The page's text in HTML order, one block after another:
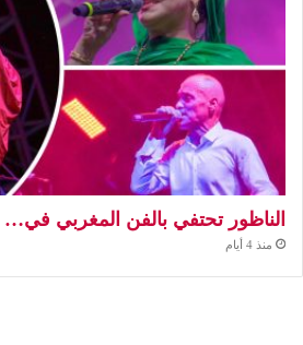
الناظور تحتفي بالفن المغربي في…
منذ 4 أيام